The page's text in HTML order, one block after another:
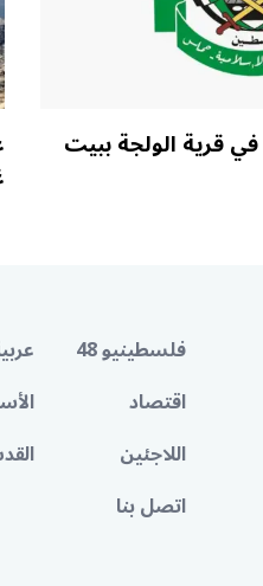
قرية الولجة ببيت
فلسطينيو 48
اقتصاد
اللاجئين
اتصل بنا